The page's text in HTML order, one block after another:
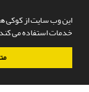
این وب سایت از کوکی ها
خدمات استفاده می
سامانه مدیریت